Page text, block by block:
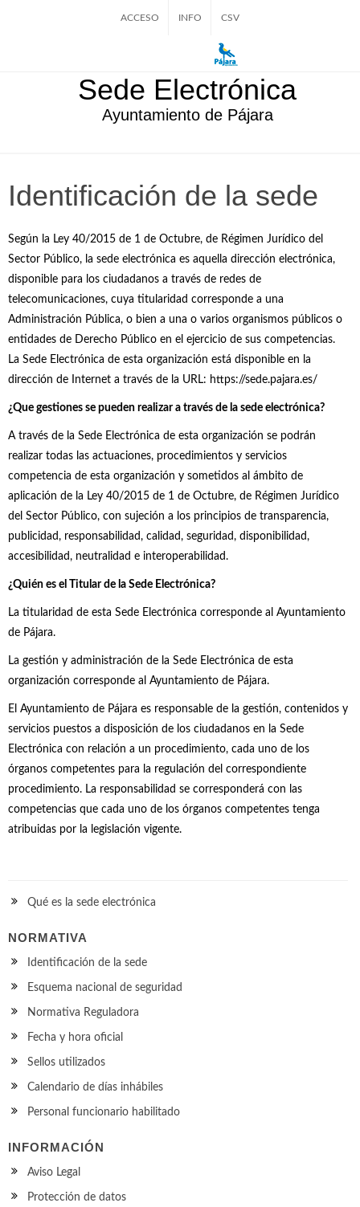
ACCESO INFO CSV
Sede Electrónica
Ayuntamiento de Pájara
Identificación de la sede
Según la Ley 40/2015 de 1 de Octubre, de Régimen Jurídico del
Sector Público, la sede electrónica es aquella dirección electrónica,
disponible para los ciudadanos a través de redes de
telecomunicaciones, cuya titularidad corresponde a una
Administración Pública, o bien a una o varios organismos públicos o
entidades de Derecho Público en el ejercicio de sus competencias.
La Sede Electrónica de esta organización está disponible en la
dirección de Internet a través de la URL: https://sede.pajara.es/
¿Que gestiones se pueden realizar a través de la sede electrónica?
A través de la Sede Electrónica de esta organización se podrán
realizar todas las actuaciones, procedimientos y servicios
competencia de esta organización y sometidos al ámbito de
aplicación de la Ley 40/2015 de 1 de Octubre, de Régimen Jurídico
del Sector Público, con sujeción a los principios de transparencia,
publicidad, responsabilidad, calidad, seguridad, disponibilidad,
accesibilidad, neutralidad e interoperabilidad.
¿Quién es el Titular de la Sede Electrónica?
La titularidad de esta Sede Electrónica corresponde al Ayuntamiento
de Pájara.
La gestión y administración de la Sede Electrónica de esta
organización corresponde al Ayuntamiento de Pájara.
El Ayuntamiento de Pájara es responsable de la gestión, contenidos y
servicios puestos a disposición de los ciudadanos en la Sede
Electrónica con relación a un procedimiento, cada uno de los
órganos competentes para la regulación del correspondiente
procedimiento. La responsabilidad se corresponderá con las
competencias que cada uno de los órganos competentes tenga
atribuidas por la legislación vigente.
Qué es la sede electrónica
NORMATIVA
Identificación de la sede
Esquema nacional de seguridad
Normativa Reguladora
Fecha y hora oficial
Sellos utilizados
Calendario de días inhábiles
Personal funcionario habilitado
INFORMACIÓN
Aviso Legal
Protección de datos